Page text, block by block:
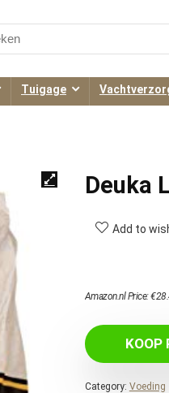
Tuigage
Deuka
Add to
Amazon.nl Price:€
KOOP
Category: Voeding